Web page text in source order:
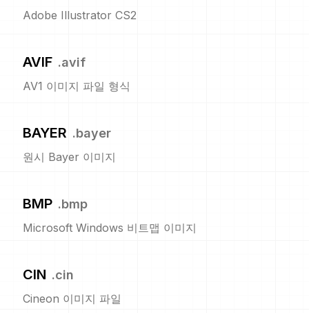
Adobe Illustrator CS2
AVIF .avif
AV1 이미지 파일 형식
BAYER .bayer
원시 Bayer 이미지
BMP .bmp
Microsoft Windows 비트맵 이미지
CIN .cin
Cineon 이미지 파일